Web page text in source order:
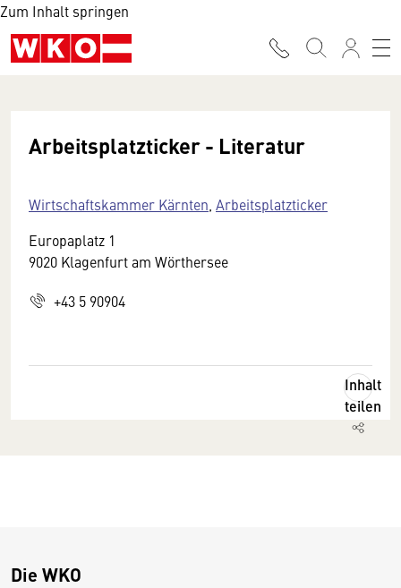
Zum Inhalt springen
Arbeitsplatzticker - Literatur
Wirtschaftskammer Kärnten Arbeitsplatzticker
Europaplatz 1
9020 Klagenfurt am Wörthersee
+43 5 90904
Inhalt
teilen
Die WKO